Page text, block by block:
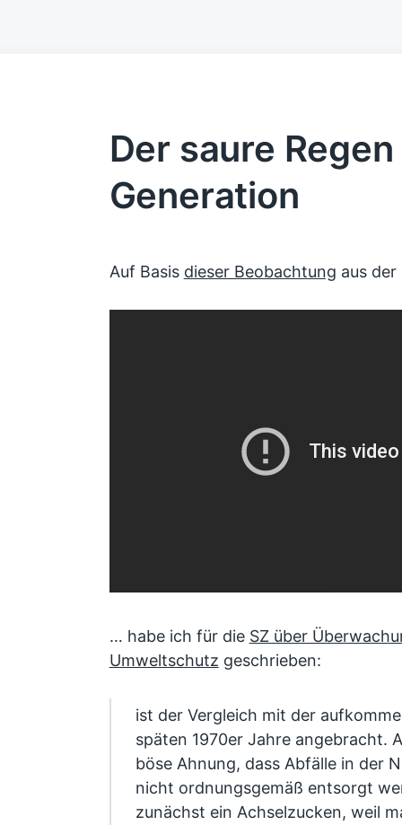
Der saure
Generation
Auf Basis dieser Beobachtung aus
… habe ich für die SZ über
Umweltschutz geschrieben:
ist der Vergleich mit der
späten 1970er Jahre angebracht.
böse Ahnung, dass Abfälle in der
nicht ordnungsgemäß entsorgt
zunächst ein Achselzucken, weil